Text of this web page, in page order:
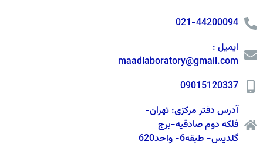
021-44200094
ایمیل :
maadlaboratory@gmail.com
09015120337
آدرس دفتر مرکزی: تهران-
فلکه دوم صادقیه-برج
گلدیس- طبقه6- واحد620